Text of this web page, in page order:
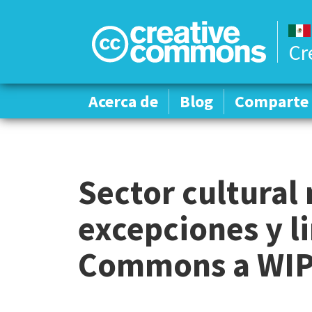
Acerca de Blog
Acerca de Blog
Sector cultural
excepciones y
Commons a